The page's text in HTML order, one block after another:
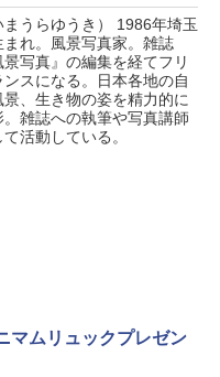
まうらゆうき） 1986年埼玉
まれ。風景写真家。雑誌
景写真』の編集を経てフリ
ンスになる。日本各地の自
景、生き物の姿を精力的に
。雑誌への執筆や写真講師
て活動している。
マムリュックプレゼン